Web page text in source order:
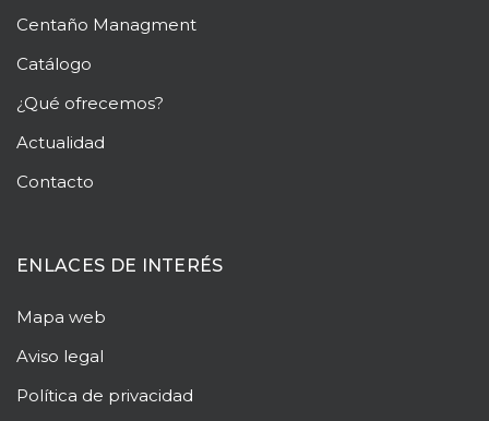
Centaño Managment
Catálogo
¿Qué ofrecemos?
Actualidad
Contacto
ENLACES DE INTERÉS
Mapa web
Aviso legal
Política de privacidad